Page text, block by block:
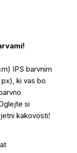
IPS barvnim
ki vas bo
si
kakovosti!